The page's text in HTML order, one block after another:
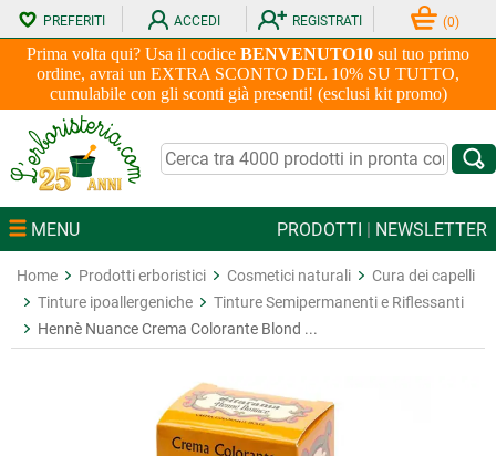
Prima volta qui? Usa il codice BENVENUTO10 sul tuo primo
ordine, avrai un EXTRA SCONTO DEL 10% SU TUTTO,
cumulabile con gli sconti già presenti! (esclusi kit promo)
PREFERITI ACCEDI REGISTRATI (0)
MENU PRODOTTI | NEWSLETTER
Home Prodotti erboristici Cosmetici naturali
Cura dei capelli
Tinture ipoallergeniche
Tinture Semipermanenti e Riflessanti
Hennè Nuance Crema Colorante Blond ...